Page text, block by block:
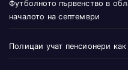
Футболното първенство в
началото на септември
Полицаи учат пенсионери